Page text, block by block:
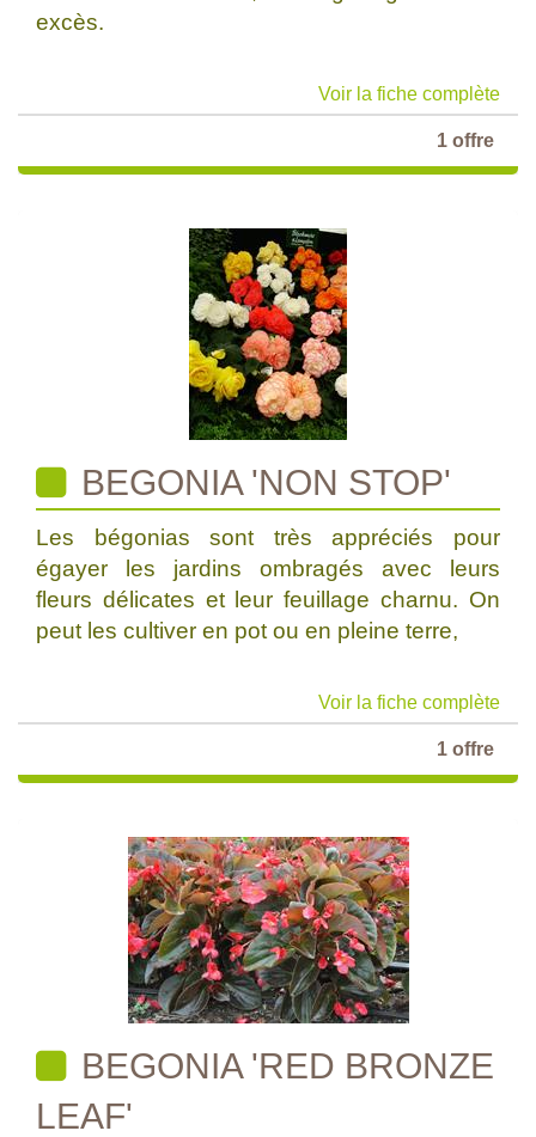
excès.
Voir la fiche complète
1 offre
BEGONIA 'NON STOP'
Les bégonias sont très appréciés pour
égayer les jardins ombragés avec leurs
fleurs délicates et leur feuillage charnu. On
peut les cultiver en pot ou en pleine terre,
Voir la fiche complète
1 offre
BEGONIA 'RED BRONZE
LEAF'